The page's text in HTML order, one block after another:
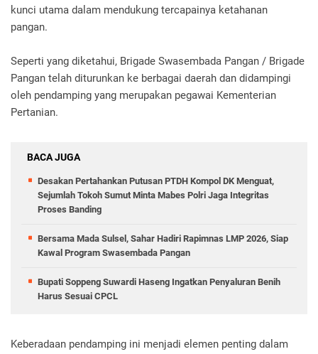
kunci utama dalam mendukung tercapainya ketahanan
pangan.
Seperti yang diketahui, Brigade Swasembada Pangan / Brigade
Pangan telah diturunkan ke berbagai daerah dan didampingi
oleh pendamping yang merupakan pegawai Kementerian
Pertanian.
BACA JUGA
Desakan Pertahankan Putusan PTDH Kompol DK Menguat,
Sejumlah Tokoh Sumut Minta Mabes Polri Jaga Integritas
Proses Banding
Bersama Mada Sulsel, Sahar Hadiri Rapimnas LMP 2026, Siap
Kawal Program Swasembada Pangan
Bupati Soppeng Suwardi Haseng Ingatkan Penyaluran Benih
Harus Sesuai CPCL
Keberadaan pendamping ini menjadi elemen penting dalam